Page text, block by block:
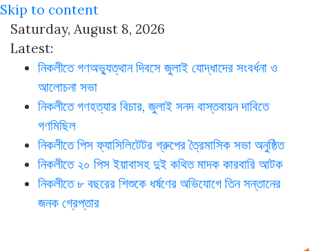
Skip to content
Saturday, August 8, 2026
Latest:
নিকলীতে গণঅভ্যুত্থান দিবসে জুলাই যোদ্ধাদের সংবর্ধনা ও
আলোচনা সভা
নিকলীতে গণহত্যার বিচার, জুলাই সনদ বাস্তবায়ন দাবিতে
গণমিছিল
নিকলীতে পিস ফ্যাসিলিটেটর গ্রুপের ত্রৈমাসিক সভা অনুষ্ঠিত
নিকলীতে ২০ পিস ইয়াবাসহ দুই কথিত মাদক কারবারি আটক
নিকলীতে ৮ বছরের শিশুকে ধর্ষণের অভিযোগে তিন সন্তানের
জনক গ্রেপ্তার